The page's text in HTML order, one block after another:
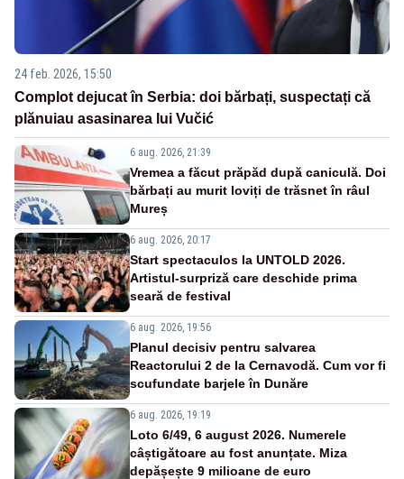
24 feb. 2026, 15:50
Complot dejucat în Serbia: doi bărbați, suspectați că
plănuiau asasinarea lui Vučić
6 aug. 2026, 21:39
Vremea a făcut prăpăd după caniculă. Doi
bărbați au murit loviți de trăsnet în râul
Mureș
6 aug. 2026, 20:17
Start spectaculos la UNTOLD 2026.
Artistul-surpriză care deschide prima
seară de festival
6 aug. 2026, 19:56
Planul decisiv pentru salvarea
Reactorului 2 de la Cernavodă. Cum vor fi
scufundate barjele în Dunăre
6 aug. 2026, 19:19
Loto 6/49, 6 august 2026. Numerele
câștigătoare au fost anunțate. Miza
depășește 9 milioane de euro